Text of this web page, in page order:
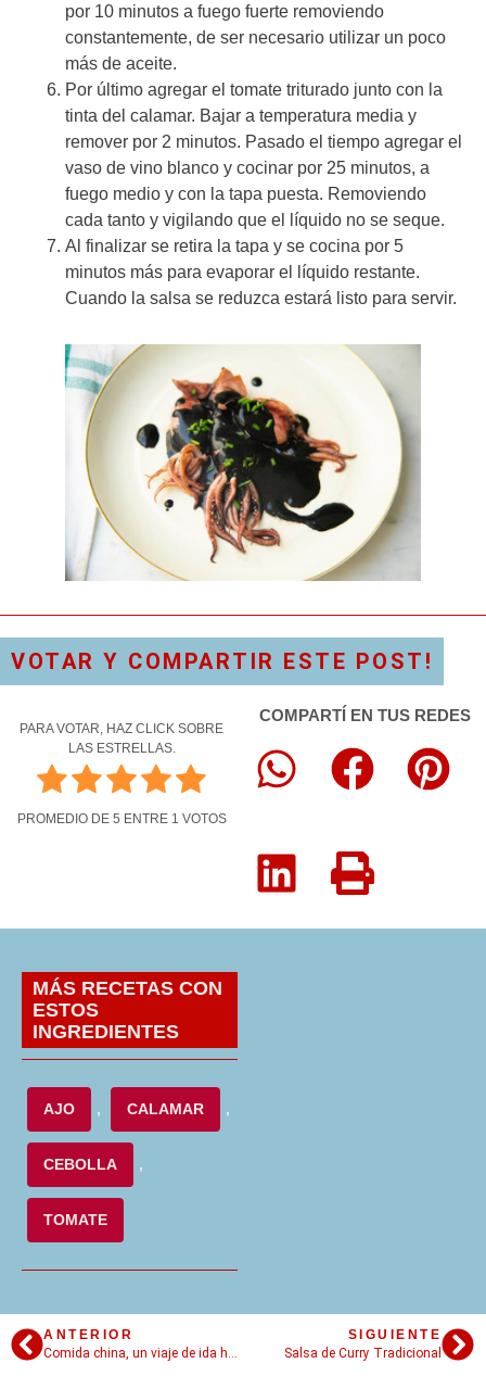
por 10 minutos a fuego fuerte removiendo
constantemente, de ser necesario utilizar un poco
más de aceite.
Por último agregar el tomate triturado junto con la
tinta del calamar. Bajar a temperatura media y
remover por 2 minutos. Pasado el tiempo agregar el
vaso de vino blanco y cocinar por 25 minutos, a
fuego medio y con la tapa puesta. Removiendo
cada tanto y vigilando que el líquido no se seque.
Al finalizar se retira la tapa y se cocina por 5
minutos más para evaporar el líquido restante.
Cuando la salsa se reduzca estará listo para servir.
VOTAR Y COMPARTIR ESTE POST!
PARA VOTAR, HAZ CLICK SOBRE
LAS ESTRELLAS.
PROMEDIO DE 5 ENTRE 1 VOTOS
COMPARTÍ EN TUS REDES
MÁS RECETAS CON
ESTOS
INGREDIENTES
AJO , CALAMAR ,
CEBOLLA ,
TOMATE
ANTERIOR
Comida china, un viaje de ida hacia la gastronomía oriental
SIGUIENTE
Salsa de Curry Tradicional